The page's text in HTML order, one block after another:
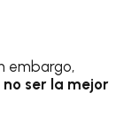
embargo,
ser la mejor